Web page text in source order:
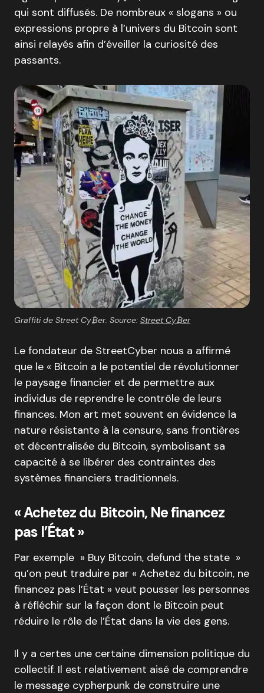
qui sont diffusés. De nombreux « slogans » ou
expressions propre à l’univers du Bitcoin sont
ainsi relayés afin d’éveiller la curiosité des
passants.
Graffiti de Street Cy₿er. Source: Street Cy₿er
Le fondateur de StreetCyber nous a affirmé
que le « Bitcoin a le potentiel de révolutionner
le paysage financier et de permettre aux
individus de reprendre le contrôle de leurs
finances. Mon art met souvent en évidence la
nature résistante à la censure, sans frontières
et décentralisée du Bitcoin, symbolisant sa
capacité à se libérer des contraintes des
systèmes financiers traditionnels.
« Achetez du Bitcoin, Ne financez
pas l’État »
Par exemple » Buy Bitcoin, defund the state »
qu’on peut traduire par « Achetez du bitcoin, ne
financez pas l’État » veut pousser les personnes
à réfléchir sur la façon dont le Bitcoin peut
réduire le rôle de l’État dans la vie des gens.
Il y a certes une certaine dimension politique du
collectif. Il est relativement aisé de comprendre
le message cypherpunk de construire une